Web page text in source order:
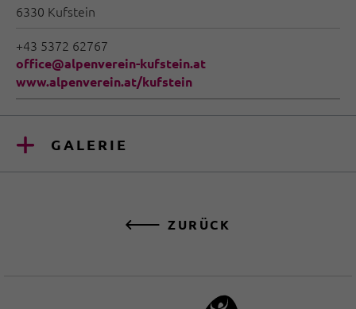
6330 Kufstein
+43 5372 62767
office@alpenverein-kufstein.at
www.alpenverein.at/kufstein
GALERIE
ZURÜCK